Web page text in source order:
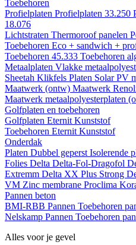
Toebehoren
Profielplaten Profielplaten 33.250
18.076
Lichtstraten Thermoroof panelen
Toebehoren Eco + sandwich +
Toebehoren 45.333 Toebehoren
Metaalplaten Vlakke
Sheetah Klikfels Platen Solar PV
Maatwerk (ontw) Maatwerk
Maatwerk metaalpolyesterplaten
Golfplaten en toebehoren
Golfplaten Eternit Kunststof
Toebehoren Eternit Kunststof
Onderdak
Platen Dubbel geperst Isolerende
Folies Delta Delta-Fol-Dragofol
Extremm Delta XX Plus Strong
VM Zinc membrane Proclima
Pannen beton
BMI-RBB Pannen Toebehoren
Nelskamp Pannen Toebehoren
Alles voor je gevel